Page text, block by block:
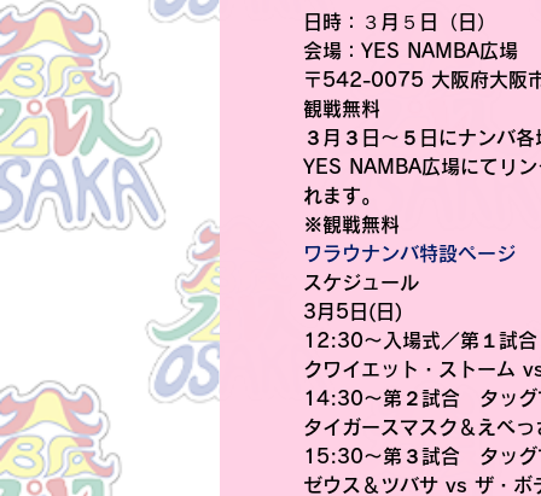
日時：３月５日（日）
会場：YES NAMBA広場
〒542-0075 大阪府大阪
観戦無料
３月３日〜５日にナンバ
YES NAMBA広場にてリ
れます。
※観戦無料
ワラウナンバ特設ページ
スケジュール
3月5日(日)
12:30〜入場式／第１試
クワイエット・ストーム
14:30〜第２試合　タッ
タイガースマスク＆えべ
15:30〜第３試合　タッ
ゼウス＆ツバサ vs ザ・ボ